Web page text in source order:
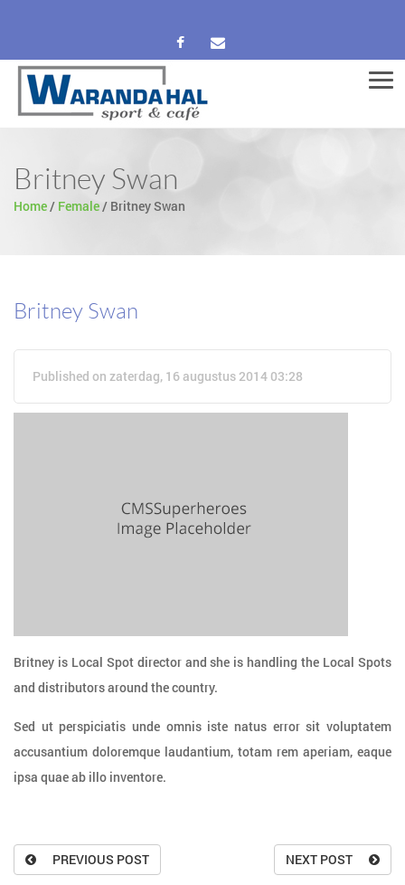
Menu
Britney Swan
Home/ Female/ Britney Swan
Britney Swan
Published on zaterdag, 16 augustus 2014 03:28
Britney is Local Spot director and she is handling the Local Spots
and distributors around the country.
Sed ut perspiciatis unde omnis iste natus error sit voluptatem
accusantium doloremque laudantium, totam rem aperiam, eaque
ipsa quae ab illo inventore.
PREVIOUS POST NEXT POST